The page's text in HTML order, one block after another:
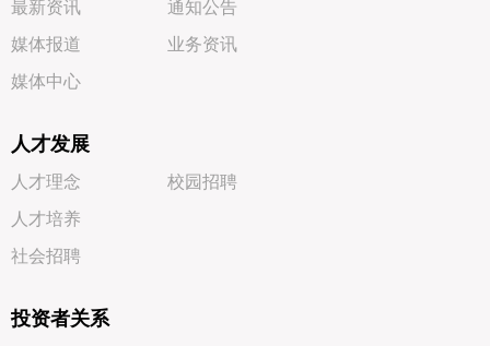
最新资讯
媒体报道
媒体中心
通知公告
业务资讯
人才发展
人才理念
人才培养
社会招聘
校园招聘
投资者关系